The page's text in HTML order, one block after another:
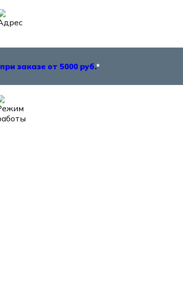
при заказе от 5000 руб.*